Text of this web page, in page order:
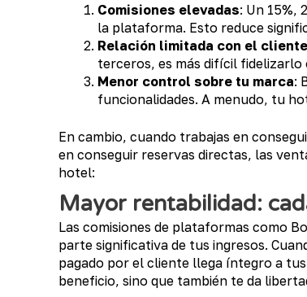
Comisiones elevadas: Un 15%,
la plataforma. Esto reduce
Relación limitada con el cliente
terceros, es más difícil fidelizarlo
Menor control sobre tu marca:
funcionalidades. A menudo, tu
En cambio, cuando trabajas en
en conseguir reservas directas, las
hotel:
Mayor rentabilidad:
Las comisiones de plataformas como
parte significativa de tus ingresos.
pagado por el cliente llega íntegro a
beneficio, sino que también te da